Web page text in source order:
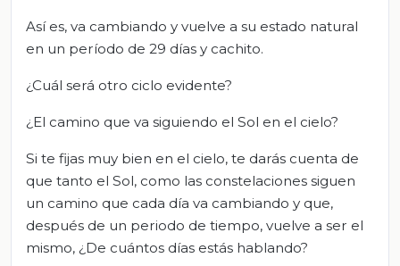
Así es, va cambiando y vuelve a su estado natural
en un período de 29 días y cachito.
¿Cuál será otro ciclo evidente?
¿El camino que va siguiendo el Sol en el cielo?
Si te fijas muy bien en el cielo, te darás cuenta de
que tanto el Sol, como las constelaciones siguen
un camino que cada día va cambiando y que,
después de un periodo de tiempo, vuelve a ser el
mismo, ¿De cuántos días estás hablando?